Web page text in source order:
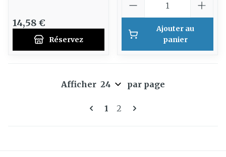
14,58 €
Réservez
Ajouter au
panier
Pages
Vous lisez actuellement la
1 Page
2
Afficher par page